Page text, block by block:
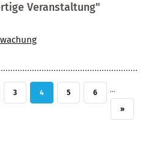
Veranstaltung"
SEITE
3 AKTUELLE SEITE
4 SEITE
5 SEITE
6 …
››